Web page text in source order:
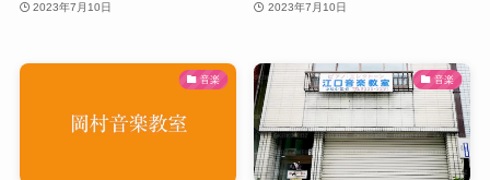
2023年7月10日 2023年7月10日
音楽 音楽